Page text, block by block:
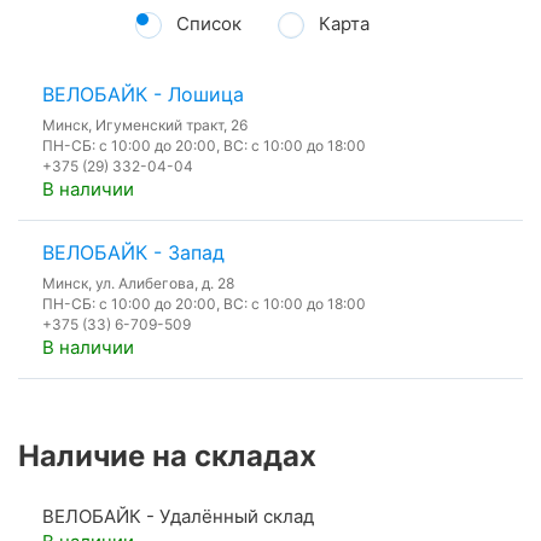
Список Карта
ВЕЛОБАЙК - Лошица
Минск, Игуменский тракт, 26
ПН-СБ: с 10:00 до 20:00, ВС: с 10:00 до 18:00
+375 (29) 332-04-04
В наличии
ВЕЛОБАЙК - Запад
Минск, ул. Алибегова, д. 28
ПН-СБ: с 10:00 до 20:00, ВС: с 10:00 до 18:00
+375 (33) 6-709-509
В наличии
Наличие на складах
ВЕЛОБАЙК - Удалённый склад